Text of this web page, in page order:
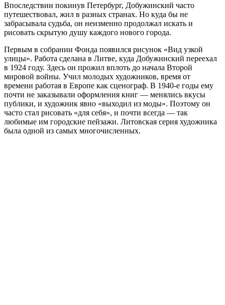
Впоследствии покинув Петербург, Добужинский часто
путешествовал, жил в разных странах. Но куда бы не
забрасывала судьба, он неизменно продолжал искать и
рисовать скрытую душу каждого нового города.
Первым в собрании Фонда появился рисунок «Вид узкой
улицы». Работа сделана в Литве, куда Добужинский переехал
в 1924 году. Здесь он прожил вплоть до начала Второй
мировой войны. Учил молодых художников, время от
времени работая в Европе как сценограф. В 1940-е годы ему
почти не заказывали оформления книг — менялись вкусы
публики, и художник явно «выходил из моды». Поэтому он
часто стал рисовать «для себя», и почти всегда — так
любимые им городские пейзажи. Литовская серия художника
была одной из самых многочисленных.